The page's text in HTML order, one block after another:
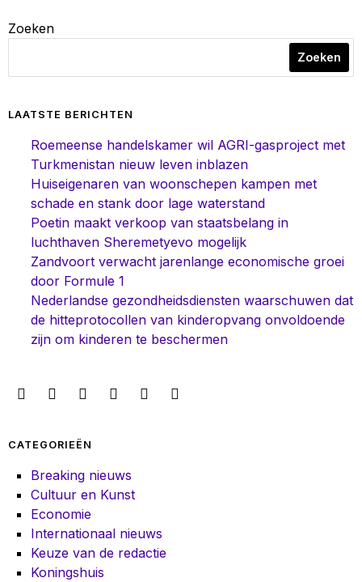
Zoeken
Zoeken
LAATSTE BERICHTEN
Roemeense handelskamer wil AGRI-gasproject met
Turkmenistan nieuw leven inblazen
Huiseigenaren van woonschepen kampen met
schade en stank door lage waterstand
Poetin maakt verkoop van staatsbelang in
luchthaven Sheremetyevo mogelijk
Zandvoort verwacht jarenlange economische groei
door Formule 1
Nederlandse gezondheidsdiensten waarschuwen dat
de hitteprotocollen van kinderopvang onvoldoende
zijn om kinderen te beschermen
CATEGORIEËN
Breaking nieuws
Cultuur en Kunst
Economie
Internationaal nieuws
Keuze van de redactie
Koningshuis